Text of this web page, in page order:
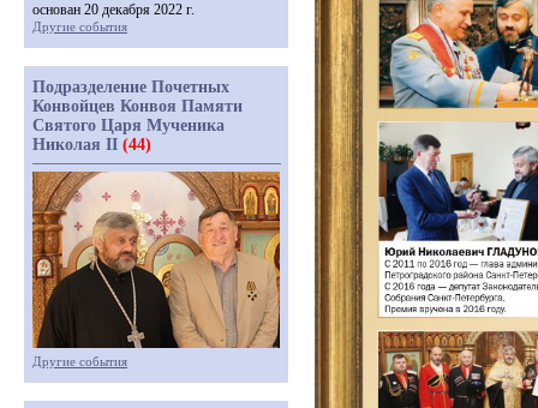
основан 20 декабря 2022 г.
Другие события
Подразделение Почетных
Конвойцев Конвоя Памяти
Святого Царя Мученика
Николая II (44)
Другие события